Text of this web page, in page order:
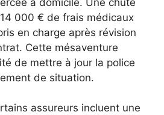
000 € de frais médicaux
en charge après révision
Cette mésaventure
de mettre à jour la police
de situation.
assureurs incluent une